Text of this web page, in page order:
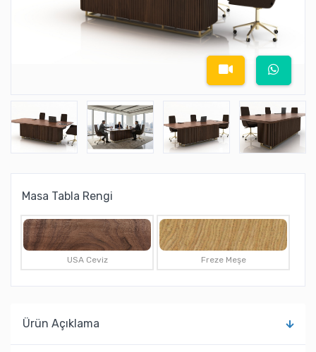
Masa Tabla Rengi
USA Ceviz Freze Meşe
Ürün Açıklama